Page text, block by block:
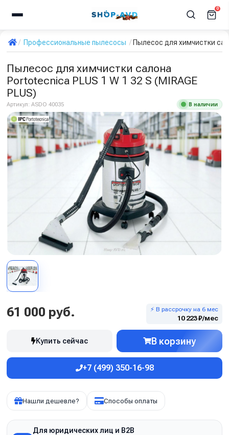
0
Профессиональные пылесосы Пылесос для химчистки
Пылесос для химчистки салона
Portotecnica PLUS 1 W 1 32 S (MIRAGE
PLUS)
Артикул: ASDO 40035 В наличии
61 000 руб. ⚡ В рассрочку на 6 мес
10 223 ₽/мес
Купить сейчас В корзину
+7 (499) 350-16-98
Нашли дешевле? Способы оплаты
Для юридических лиц и B2B